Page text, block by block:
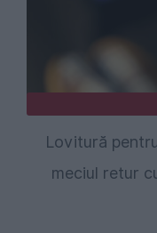
Lovitură
meciul retur